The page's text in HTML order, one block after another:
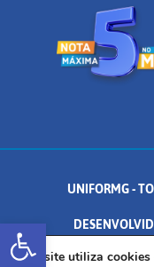
Abrir a
UNIFORMG -
AV. DR. ARNALDO DE
Este site utiliza